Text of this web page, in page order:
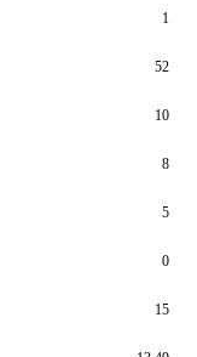
1
52
10
8
5
0
15